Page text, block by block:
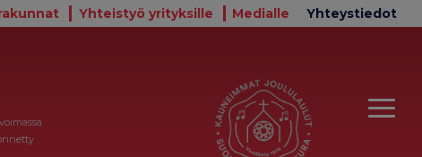
Yhteistyö yrityksille Medialle Yhteystiedot